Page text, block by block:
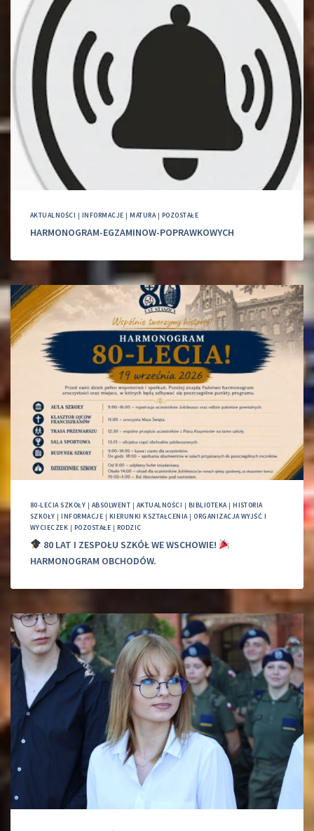
AKTUALNOŚCI | INFORMACJE |MATURA| POZOSTAŁE
HARMONOGRAM-EGZAMINOW-POPRAWKOWYCH
80-LECIA SZKOŁY | ABSOLWENT | AKTUALNOŚCI | BIBLIOTEKA|HISTORIA
SZKOŁY |INFORMACJE | KIERUNKI KSZTAŁCENIA|ORGANIZACJA WYJŚĆ I
WYCIECZEK | POZOSTAŁE | RODZIC
80 LAT I ZESPOŁU SZKÓŁ WE WSCHOWIE!
HARMONOGRAM OBCHODÓW.